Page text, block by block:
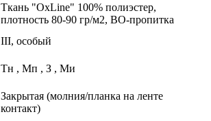
Ткань "OxLine" 100% полиэстер,
плотность 80-90 гр/м2, ВО-пропитка
III, особый
Тн , Мп , З , Ми
Закрытая (молния/планка на ленте
контакт)